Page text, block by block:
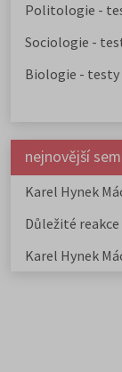
Politologie -
Sociologie -
Biologie - testy
nejnovější
Karel Hynek
Důležité
sloučenin a
Karel Hynek